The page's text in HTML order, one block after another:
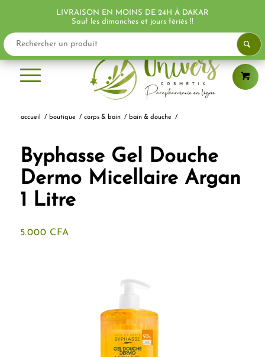
accueil / boutique / corps & bain / bain & douche /
Byphasse Gel Douche
Dermo Micellaire Argan
1 Litre
5.000 CFA
LIVRAISON EN MOINS DE 24H À DAKAR
Sauf les dimanches et jours fériés !!